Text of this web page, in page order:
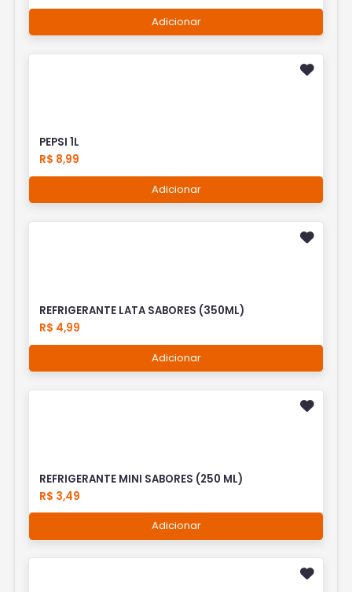
Adicionar
PEPSI 1L
R$ 8,99
Adicionar
REFRIGERANTE LATA SABORES (350ML)
R$ 4,99
Adicionar
REFRIGERANTE MINI SABORES (250 ML)
R$ 3,49
Adicionar